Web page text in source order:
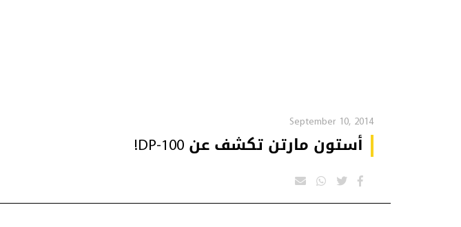
September 10, 2014
أستون مارتن تكشف عن DP-100!